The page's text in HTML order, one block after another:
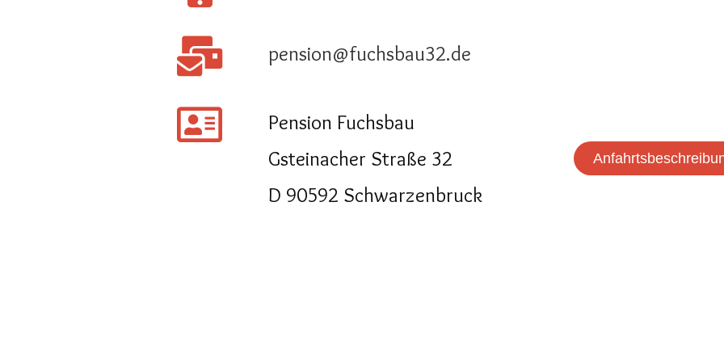
pension@fuchsbau32.de
Pension Fuchsbau
Gsteinacher Straße 32
D 90592 Schwarzenbruck